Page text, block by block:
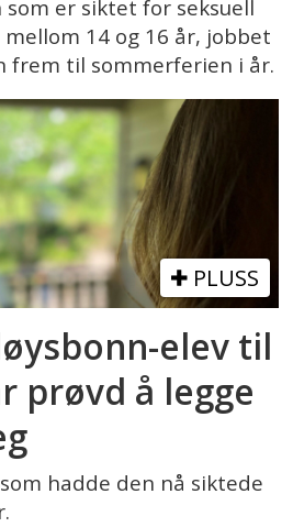
er siktet for seksuell
14 og 16 år, jobbet
frem til sommerferien i år.
PLUSS
elev til
prøvd å legge
hadde den nå siktede